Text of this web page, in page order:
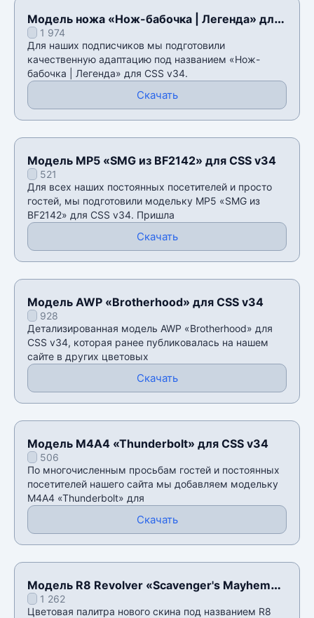
Модель ножа «Нож-бабочка | Легенда» для
CSS v34
1 974
Для наших подписчиков мы подготовили
качественную адаптацию под названием «Нож-
бабочка | Легенда» для CSS v34.
Скачать
Модель MP5 «SMG из BF2142» для CSS v34
521
Для всех наших постоянных посетителей и просто
гостей, мы подготовили модельку MP5 «SMG из
BF2142» для CSS v34. Пришла
Скачать
Модель AWP «Brotherhood» для CSS v34
928
Детализированная модель AWP «Brotherhood» для
CSS v34, которая ранее публиковалась на нашем
сайте в других цветовых
Скачать
Модель М4А4 «Thunderbolt» для CSS v34
506
По многочисленным просьбам гостей и постоянных
посетителей нашего сайта мы добавляем модельку
М4А4 «Thunderbolt» для
Скачать
Модель R8 Revolver «Scavenger's Mayhem»
для CSS v34
1 262
Цветовая палитра нового скина под названием R8